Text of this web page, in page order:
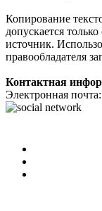
Копирование
допускается
источник.
правообладателя
Контактная
Электронная